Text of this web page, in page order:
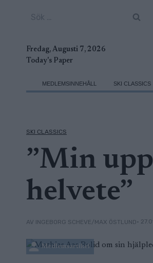
Fredag, Augusti 7, 2026
Today's Paper
MEDLEMSINNEHÅLL SKI CLASSICS
SKI CLASSICS
”Min
helvete”
AV INGEBORG SCHEVE/MAX ÖSTLUND•
Medlemsartikel